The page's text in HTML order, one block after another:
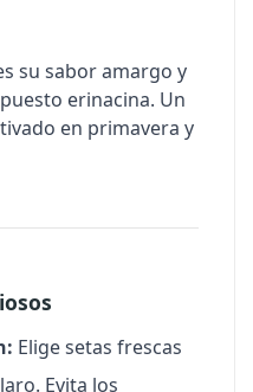
su sabor amargo y
erinacina. Un
en primavera y
Elige setas frescas
Evita los